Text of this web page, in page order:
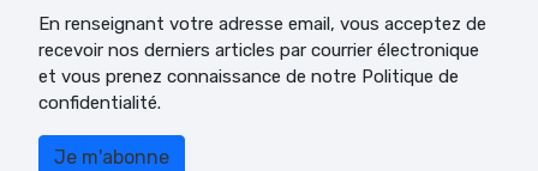
En renseignant votre adresse email, vous acceptez de
recevoir nos derniers articles par courrier électronique
et vous prenez connaissance de notre Politique de
confidentialité.